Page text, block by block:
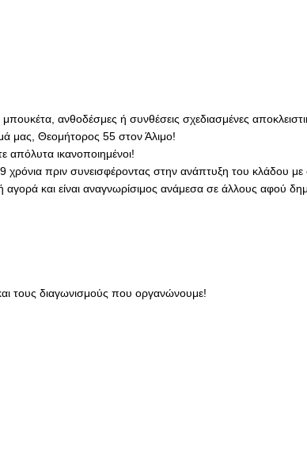
ανθοδέσμες ή συνθέσεις σχεδιασμένες
μας, Θεομήτορος 55 στον Άλιμο!
απόλυτα ικανοποιημένοι!
πριν συνεισφέροντας στην ανάπτυξη του κλάδου με
και είναι αναγνωρίσιμος ανάμεσα σε άλλους αφού
τους διαγωνισμούς που οργανώνουμε!